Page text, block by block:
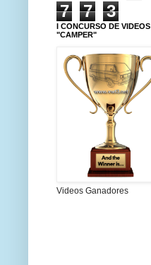
7
7 3
I CONCURSO DE VIDEOS
"CAMPER"
Videos Ganadores